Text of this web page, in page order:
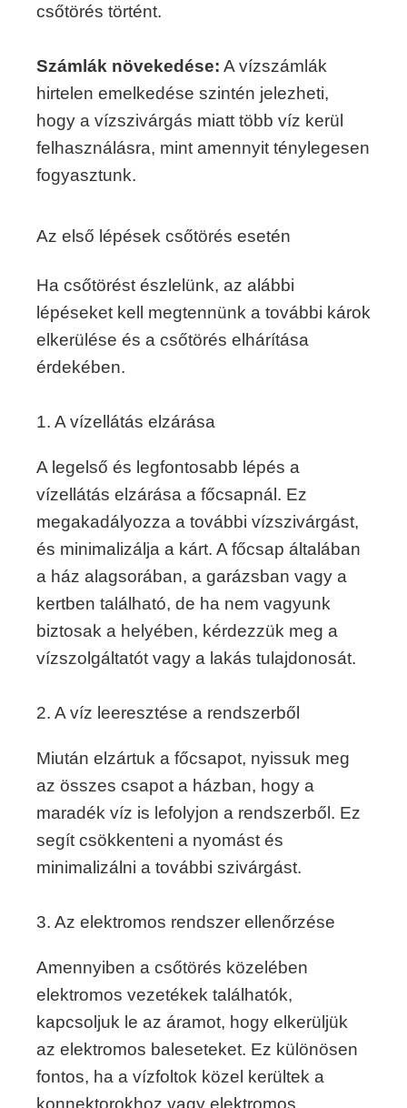
csőtörés történt.
Számlák növekedése: A vízszámlák
hirtelen emelkedése szintén jelezheti,
hogy a vízszivárgás miatt több víz kerül
felhasználásra, mint amennyit ténylegesen
fogyasztunk.
Az első lépések csőtörés esetén
Ha csőtörést észlelünk, az alábbi
lépéseket kell megtennünk a további károk
elkerülése és a csőtörés elhárítása
érdekében.
1. A vízellátás elzárása
A legelső és legfontosabb lépés a
vízellátás elzárása a főcsapnál. Ez
megakadályozza a további vízszivárgást,
és minimalizálja a kárt. A főcsap általában
a ház alagsorában, a garázsban vagy a
kertben található, de ha nem vagyunk
biztosak a helyében, kérdezzük meg a
vízszolgáltatót vagy a lakás tulajdonosát.
2. A víz leeresztése a rendszerből
Miután elzártuk a főcsapot, nyissuk meg
az összes csapot a házban, hogy a
maradék víz is lefolyjon a rendszerből. Ez
segít csökkenteni a nyomást és
minimalizálni a további szivárgást.
3. Az elektromos rendszer ellenőrzése
Amennyiben a csőtörés közelében
elektromos vezetékek találhatók,
kapcsoljuk le az áramot, hogy elkerüljük
az elektromos baleseteket. Ez különösen
fontos, ha a vízfoltok közel kerültek a
konnektorokhoz vagy elektromos